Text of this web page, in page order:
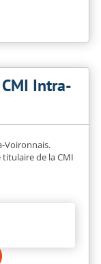
Intra-
Voironnais.
de la CMI